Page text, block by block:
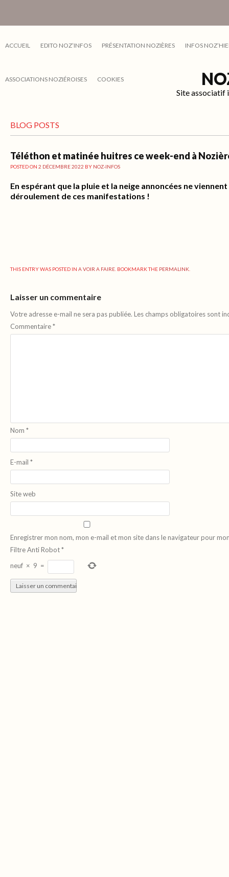
ACCUEIL EDITO NOZ’INFOS PRÉSENTATION NOZIÈRES INFOS
ASSOCIATIONS NOZIÉROISES COOKIES
Site associatif
BLOG POSTS
Téléthon et matinée huitres ce week-end à
POSTED ON 2 DÉCEMBRE 2022 BY NOZ-INFOS
En espérant que la pluie et la neige annoncées ne
déroulement de ces manifestations !
THIS ENTRY WAS POSTED IN A VOIR A FAIRE . BOOKMARK THE PERMALINK
Laisser un commentaire
Votre adresse e-mail ne sera pas publiée. Les champs obligatoires sont
Commentaire*
Nom *
E-mail *
Site web
Enregistrer mon nom, mon e-mail et mon site dans le navigateur pour
Filtre Anti Robot*
neuf × 9 =